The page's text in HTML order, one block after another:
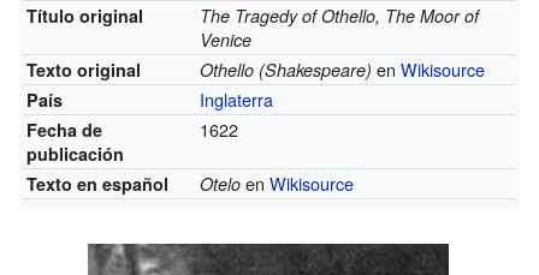
Título original
The Tragedy of Othello, The Moor of
Venice
Texto original
Othello (Shakespeare) enWikisource
País Inglaterra
Fecha de
publicación
1622
Texto en español Otelo enWikisource